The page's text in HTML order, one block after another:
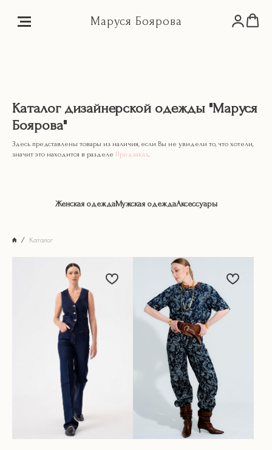
Маруся Боярова
Каталог дизайнерской одежды "Маруся
Боярова"
Здесь представлены товары из наличия, если Вы не увидели то, что хотели,
значит это находится в разделе Предзаказ.
Женская одеждаМужская одеждаАксессуары
Каталог